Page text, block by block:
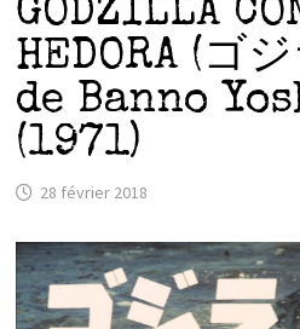
GODZILLA
HEDORA (ゴ
de Banno
(1971)
28 février 2018